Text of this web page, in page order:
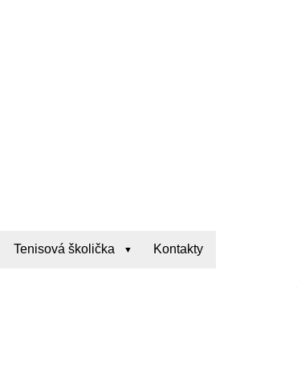
Tenisová školička
Kontakty